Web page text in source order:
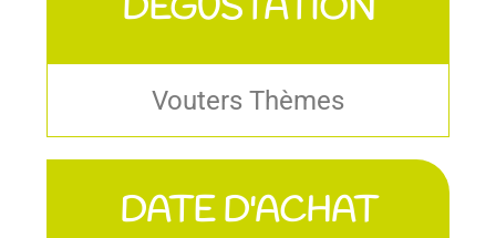
Vouters Thèmes
DATE D'ACHAT